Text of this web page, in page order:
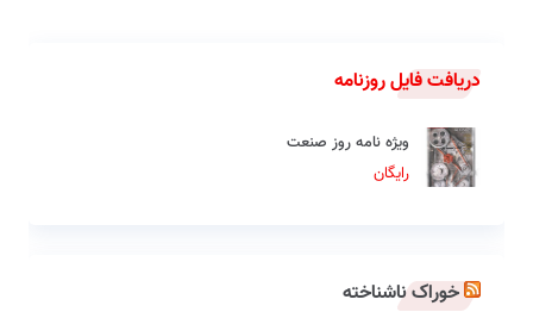
دریافت فایل روزنامه
ویژه نامه روز صنعت
رایگان
خوراک ناشناخته